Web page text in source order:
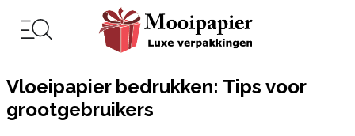
Vloeipapier bedrukken: Tips voor
grootgebruikers